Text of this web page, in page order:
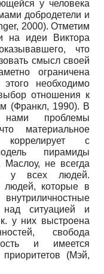
у человека
добродетели и
2000). Отметим
на идеи Виктора
что
смысл своей
ограничена
необходимо
отношения к
(Франкл, 1990). В
нами проблемы
материальное
с
пирамиды
Маслоу, не всегда
у всех людей.
людей, которые в
над ситуацией и
у них выстроена
свобода
и имеется
приоритетов (Мэй,